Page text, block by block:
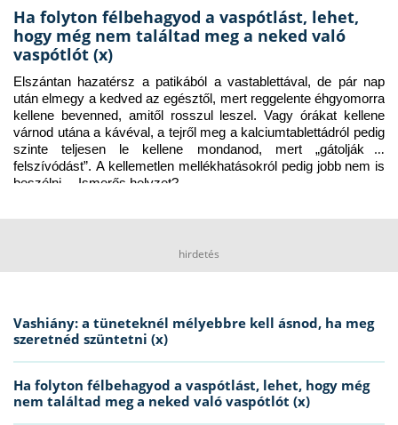
Ha folyton félbehagyod a vaspótlást, lehet,
hogy még nem találtad meg a neked való
vaspótlót (x)
Elszántan hazatérsz a patikából a vastablettával, de pár nap
után elmegy a kedved az egésztől, mert reggelente éhgyomorra
kellene bevenned, amitől rosszul leszel. Vagy órákat kellene
várnod utána a kávéval, a tejről meg a kalciumtablettádról pedig
szinte teljesen le kellene mondanod, mert „gátolják a
felszívódást”. A kellemetlen mellékhatásokról pedig jobb nem is
beszélni… Ismerős helyzet?
hirdetés
Vashiány: a tüneteknél mélyebbre kell ásnod, ha meg
szeretnéd szüntetni (x)
Ha folyton félbehagyod a vaspótlást, lehet, hogy még
nem találtad meg a neked való vaspótlót (x)